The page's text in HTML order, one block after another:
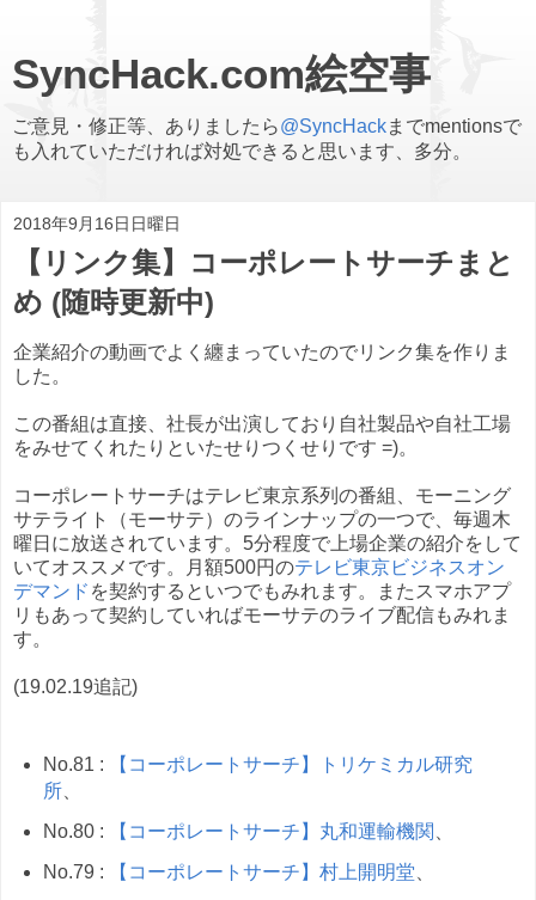
SyncHack.com絵空事
ご意見・修正等、ありましたら@SyncHackまでmentionsで
も入れていただければ対処できると思います、多分。
2018年9月16日日曜日
【リンク集】コーポレートサーチまと
め (随時更新中)
企業紹介の動画でよく纏まっていたのでリンク集を作りま
した。
この番組は直接、社長が出演しており自社製品や自社工場
をみせてくれたりといたせりつくせりです =)。
コーポレートサーチはテレビ東京系列の番組、モーニング
サテライト（モーサテ）のラインナップの一つで、毎週木
曜日に放送されています。5分程度で上場企業の紹介をして
いてオススメです。月額500円のテレビ東京ビジネスオン
デマンド を契約するといつでもみれます。またスマホアプ
リもあって契約していればモーサテのライブ配信もみれま
す。
(19.02.19追記)
No.81 :
【コーポレートサーチ】トリケミカル研究
所、
No.80 :
【コーポレートサーチ】丸和運輸機関
No.79 :
【コーポレートサーチ】村上開明堂